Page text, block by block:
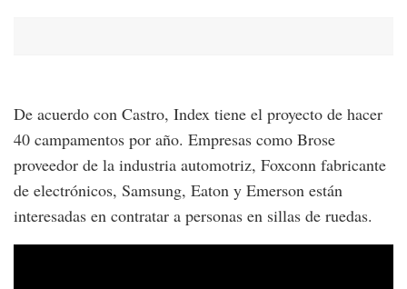
De acuerdo con Castro, Index tiene el proyecto de hacer
40 campamentos por año. Empresas como Brose
proveedor de la industria automotriz, Foxconn fabricante
de electrónicos, Samsung, Eaton y Emerson están
interesadas en contratar a personas en sillas de ruedas.